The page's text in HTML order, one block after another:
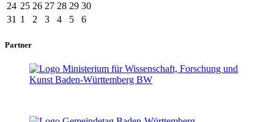
24 25 26 27 28 29 30
31 1 2 3 4 5 6
Partner